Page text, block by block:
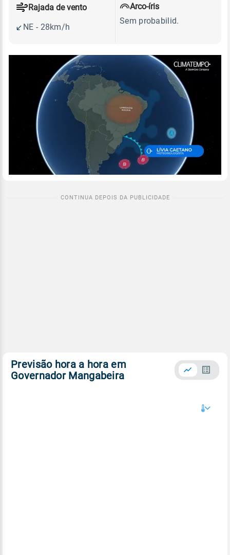
Rajada de vento
NE - 28km/h
Arco-íris
Sem probabilid.
Previsão hora a hora em
Governador Mangabeira